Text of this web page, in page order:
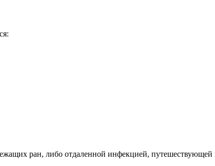
ран, либо отдаленной инфекцией,